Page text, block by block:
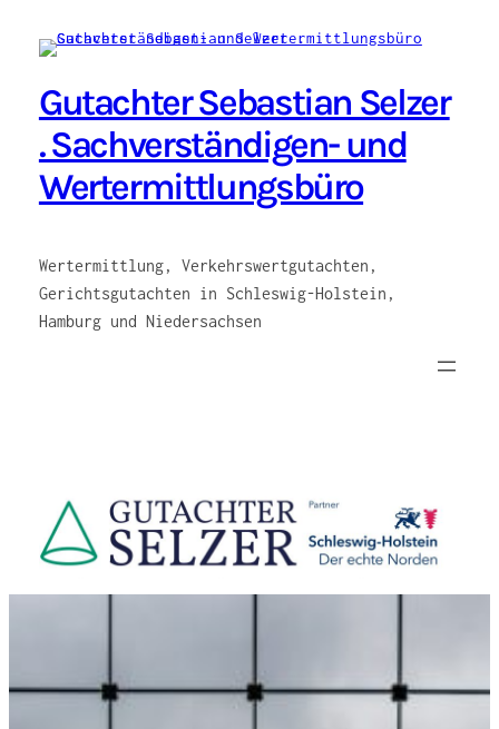
Inhalt
Gutachter Sebastian Selzer
. Sachverständigen- und
Wertermittlungsbüro
Wertermittlung, Verkehrswertgutachten,
Gerichtsgutachten in Schleswig-Holstein,
Hamburg und Niedersachsen